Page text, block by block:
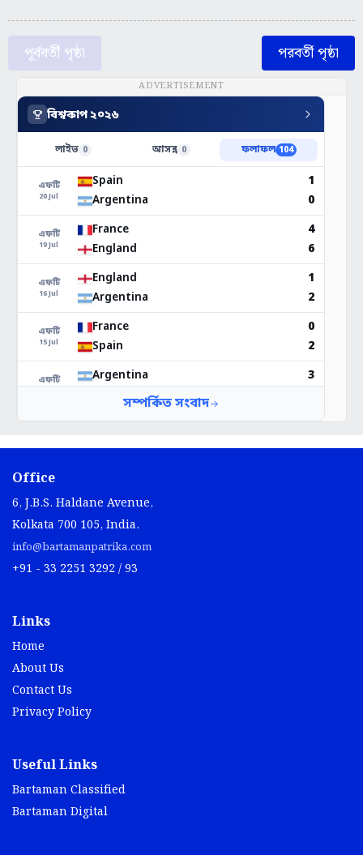
পূর্ববর্তী পৃষ্ঠা পরবর্তী পৃষ্ঠা
ADVERTISEMENT
Office
6, J.B.S. Haldane Avenue,
Kolkata 700 105, India.
info@bartamanpatrika.com
+91 - 33 2251 3292 / 93
Links
Home
About Us
Contact Us
Privacy Policy
Useful Links
Bartaman Classified
Bartaman Digital